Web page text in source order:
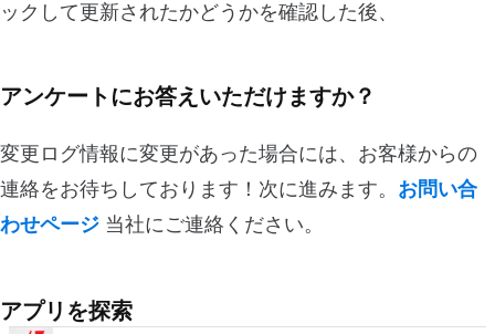
ックして更新されたかどうかを確認した後、
アンケートにお答えいただけますか？
変更ログ情報に変更があった場合には、お客様からの
連絡をお待ちしております！次に進みます。 お問い合
わせページ 当社にご連絡ください。
アプリを探索